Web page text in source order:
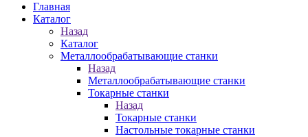
Главная
Каталог
Назад
Каталог
Металлообрабатывающие станки
Назад
Металлообрабатывающие станки
Токарные станки
Назад
Токарные станки
Настольные токарные станки